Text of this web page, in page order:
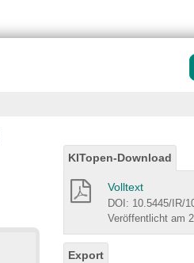
KITopen-Download
Volltext
DOI: 10.5445/IR/
Veröffentlicht am
Export